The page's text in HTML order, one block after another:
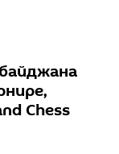
Chess